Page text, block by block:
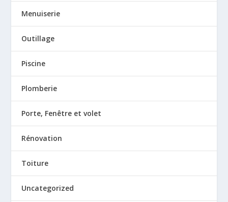
Menuiserie
Outillage
Piscine
Plomberie
Porte, Fenêtre et volet
Rénovation
Toiture
Uncategorized